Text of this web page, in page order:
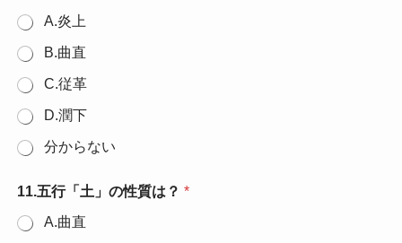
A.炎上
B.曲直
C.従革
D.潤下
分からない
11.五行「土」の性質は？ *
A.曲直